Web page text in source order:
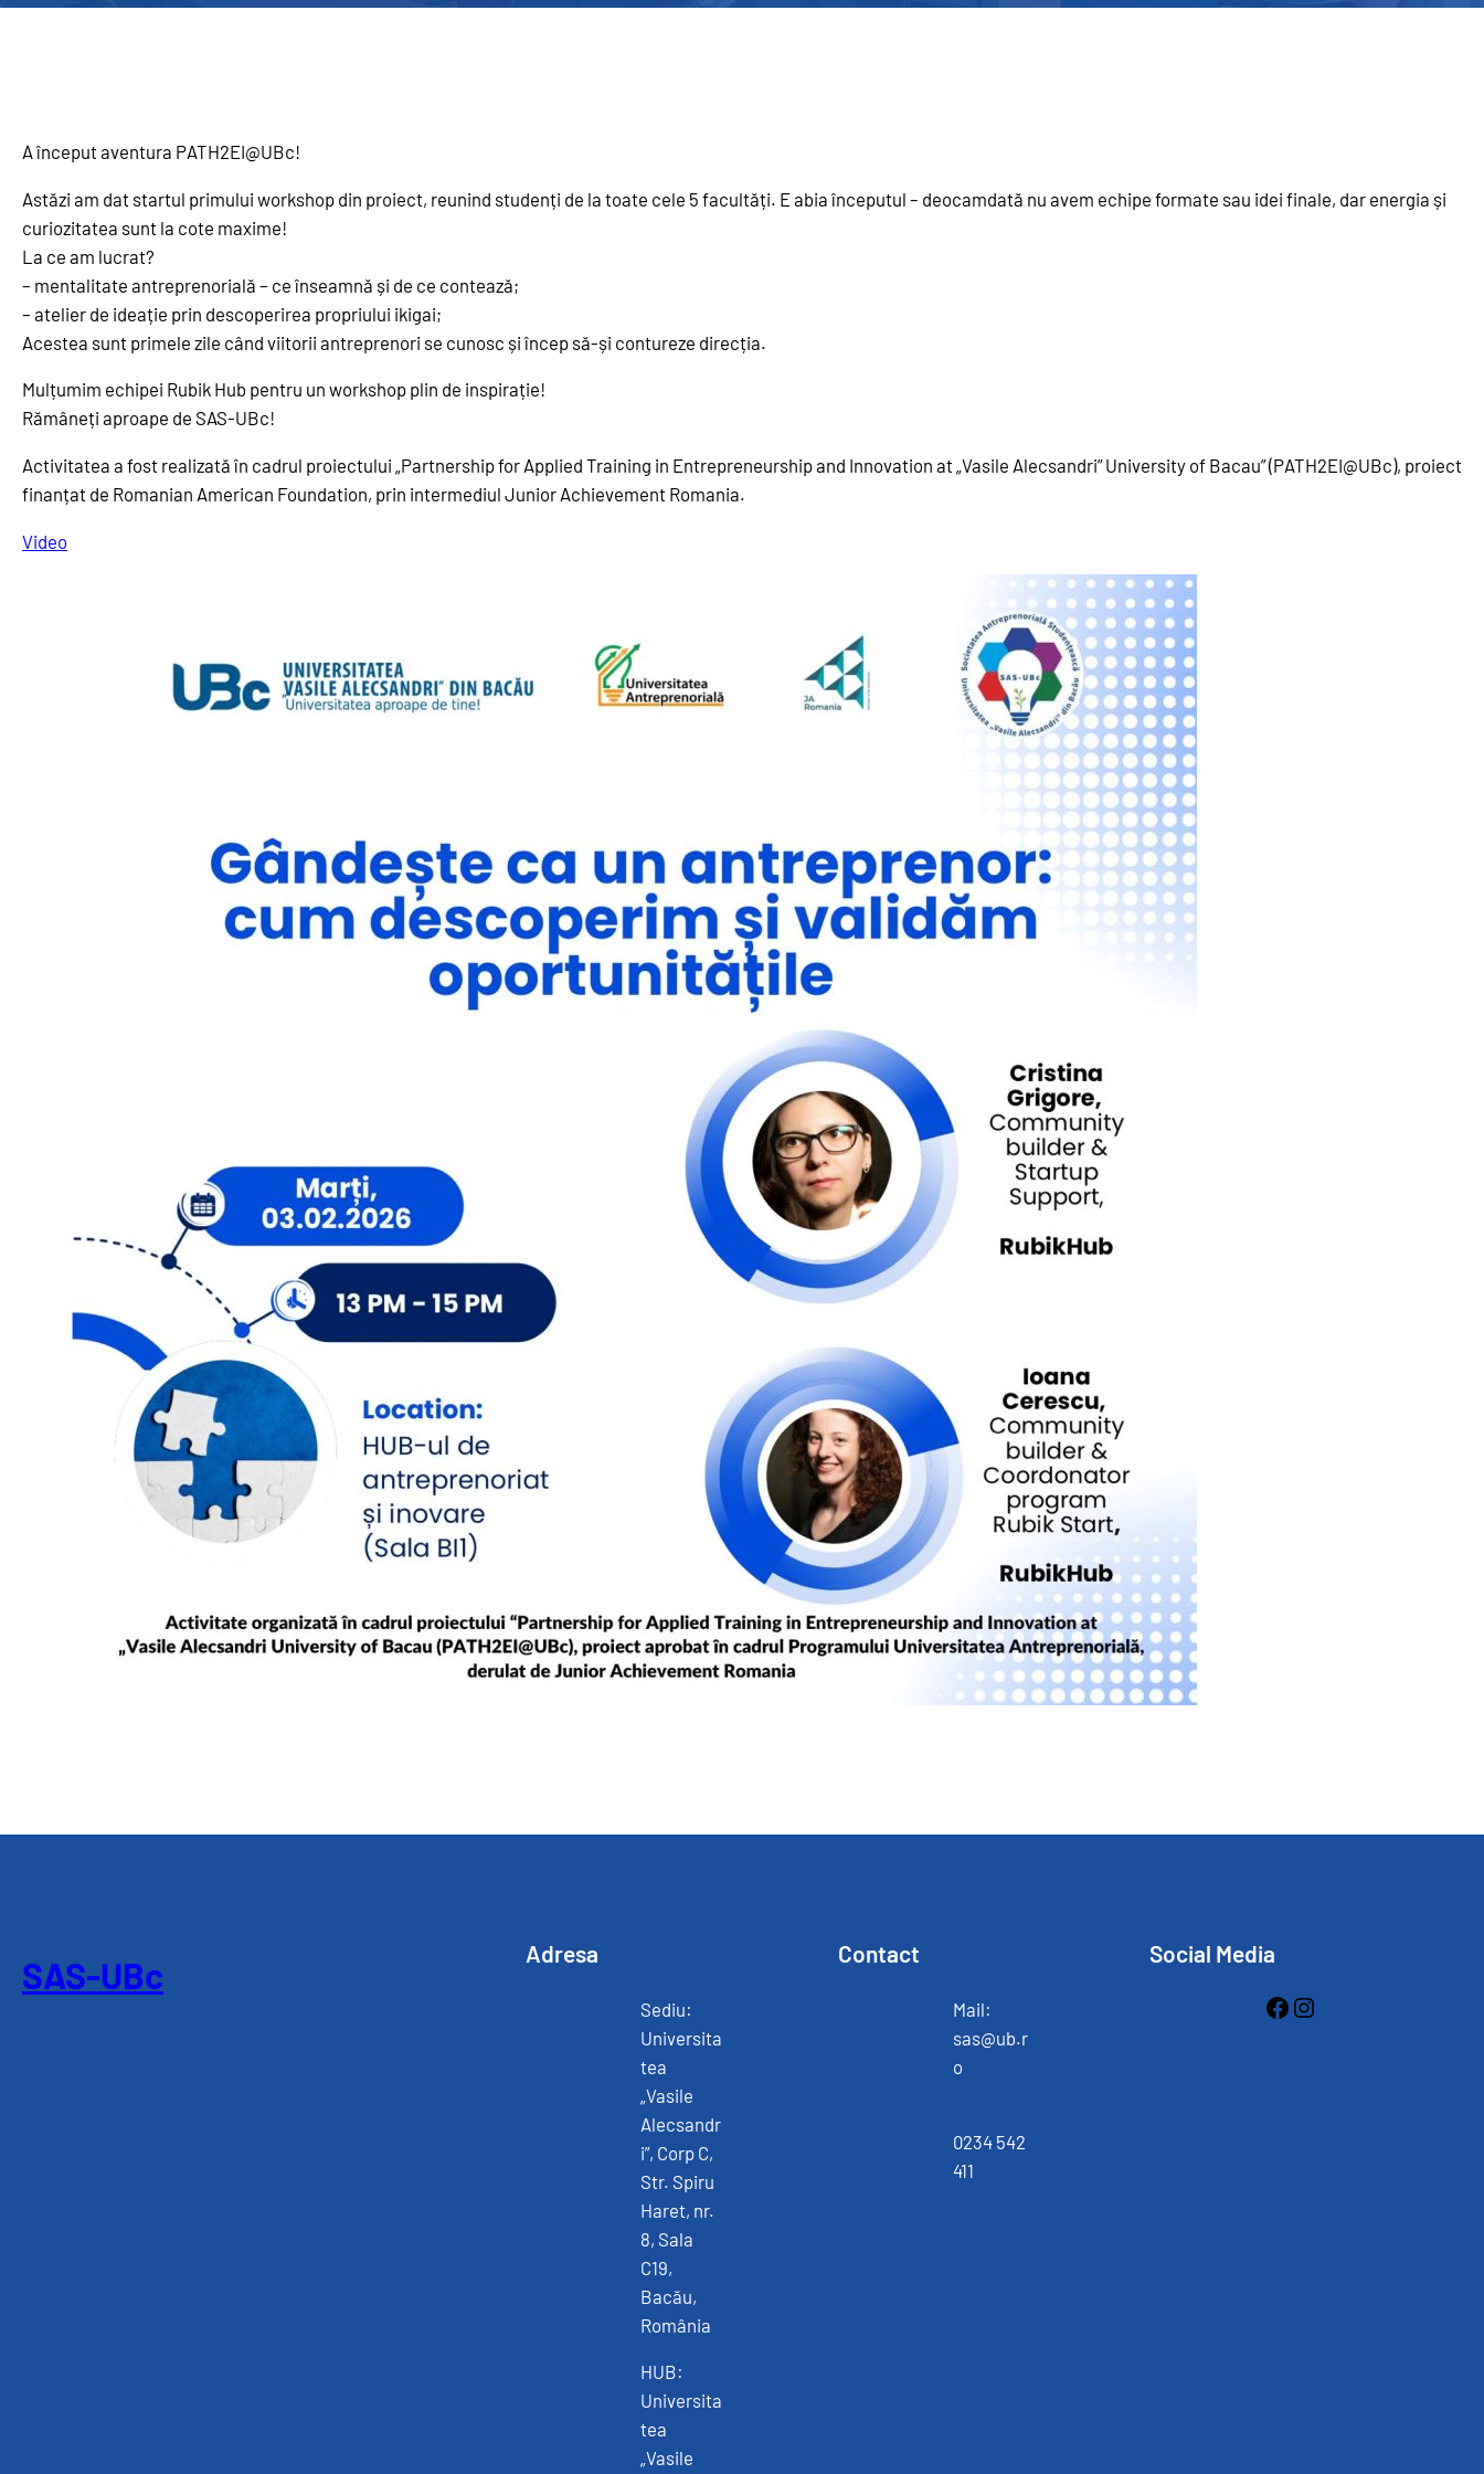
A început aventura PATH2EI@UBc!
Astăzi am dat startul primului workshop din proiect, reunind studenți de la toate cele 5 facultăți. E abia începutul – deocamdată nu avem echipe formate sau idei finale, dar energia și
curiozitatea sunt la cote maxime!
La ce am lucrat?
– mentalitate antreprenorială – ce înseamnă și de ce contează;
– atelier de ideație prin descoperirea propriului ikigai;
Acestea sunt primele zile când viitorii antreprenori se cunosc și încep să-și contureze direcția.
Mulțumim echipei Rubik Hub pentru un workshop plin de inspirație!
Rămâneți aproape de SAS-UBc!​​​​​​​​​​​​​​
Activitatea a fost realizată în cadrul proiectului „Partnership for Applied Training in Entrepreneurship and Innovation at „Vasile Alecsandri” University of Bacau” (PATH2EI@UBc), proiect
finanțat de Romanian American Foundation, prin intermediul Junior Achievement Romania.
Video
SAS-UBc
Adresa
Sediu:
Universita
tea
„Vasile
Alecsandr
i”, Corp C,
Str. Spiru
Haret, nr.
8, Sala
C19,
Bacău,
România
HUB:
Universita
tea
„Vasile
Contact
Mail:
sas@ub.r
o
0234 542
411
Social Media
Facebook Instagram